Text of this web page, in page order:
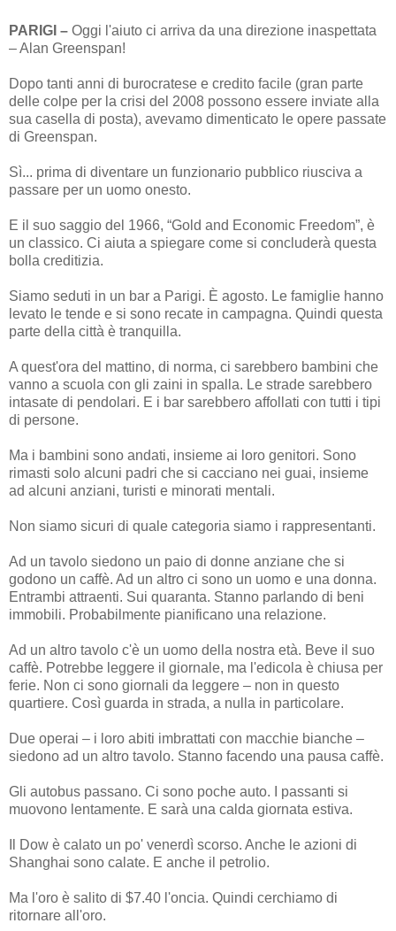
PARIGI – Oggi l'aiuto ci arriva da una direzione inaspettata
– Alan Greenspan!
Dopo tanti anni di burocratese e credito facile (gran parte
delle colpe per la crisi del 2008 possono essere inviate alla
sua casella di posta), avevamo dimenticato le opere passate
di Greenspan.
Sì... prima di diventare un funzionario pubblico riusciva a
passare per un uomo onesto.
E il suo saggio del 1966, “Gold and Economic Freedom”, è
un classico. Ci aiuta a spiegare come si concluderà questa
bolla creditizia.
Siamo seduti in un bar a Parigi. È agosto. Le famiglie hanno
levato le tende e si sono recate in campagna. Quindi questa
parte della città è tranquilla.
A quest'ora del mattino, di norma, ci sarebbero bambini che
vanno a scuola con gli zaini in spalla. Le strade sarebbero
intasate di pendolari. E i bar sarebbero affollati con tutti i tipi
di persone.
Ma i bambini sono andati, insieme ai loro genitori. Sono
rimasti solo alcuni padri che si cacciano nei guai, insieme
ad alcuni anziani, turisti e minorati mentali.
Non siamo sicuri di quale categoria siamo i rappresentanti.
Ad un tavolo siedono un paio di donne anziane che si
godono un caffè. Ad un altro ci sono un uomo e una donna.
Entrambi attraenti. Sui quaranta. Stanno parlando di beni
immobili. Probabilmente pianificano una relazione.
Ad un altro tavolo c'è un uomo della nostra età. Beve il suo
caffè. Potrebbe leggere il giornale, ma l'edicola è chiusa per
ferie. Non ci sono giornali da leggere – non in questo
quartiere. Così guarda in strada, a nulla in particolare.
Due operai – i loro abiti imbrattati con macchie bianche –
siedono ad un altro tavolo. Stanno facendo una pausa caffè.
Gli autobus passano. Ci sono poche auto. I passanti si
muovono lentamente. E sarà una calda giornata estiva.
Il Dow è calato un po' venerdì scorso. Anche le azioni di
Shanghai sono calate. E anche il petrolio.
Ma l'oro è salito di $7.40 l'oncia. Quindi cerchiamo di
ritornare all'oro.